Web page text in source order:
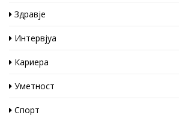
Здравје
Интервјуа
Кариера
Уметност
Спорт